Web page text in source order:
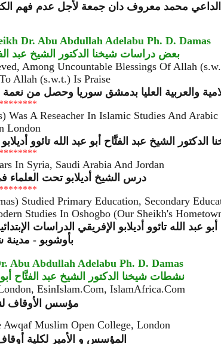
الداعي محمد معروف دان جمعة لأجل عدم فهم
Dr. Abu Abdullah Adelabu Ph. D. Damas
بعض دراسات شيخنا الدكتور الشيخ عبد
Among Uncountable Blessings Of Allah
Allah (s.w.t.) Is Praise
والعربية العليا بدمشق سوريا وحصل من
A Reseacher In Islamic Studies And
London
الدكتور الشيخ عبد الفتَّاح أبو عبد الله تائوو
In Syria, Saudi Arabia And Jordan
درس الشيخ أديلابو تحت العلماء
Studied Primary Education, Secondary
Studies In Oshogbo (Our Sheikh's
عبد الله تائوو أديلابو الإفريقي الدراسات
بأوشوبو - مدينة
Abu Abdullah Adelabu Ph. D. Damas
نشطات شيخنا الدكتور الشيخ عبد الفتَّاح أبو
EsinIslam.Com, IslamAfrica.Com
مؤسس الأوقاف
Muslim Open College, London
المؤسس و الأمير لكلية